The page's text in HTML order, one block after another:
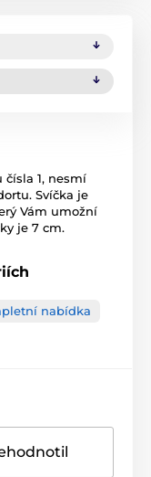
1, nesmí
Svíčka je
Vám umožní
je 7 cm.
nabídka